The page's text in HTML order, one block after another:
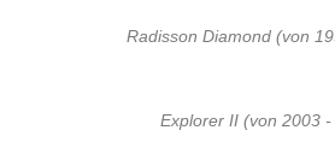
Radisson Diamond (von
Explorer II (von 2003 -